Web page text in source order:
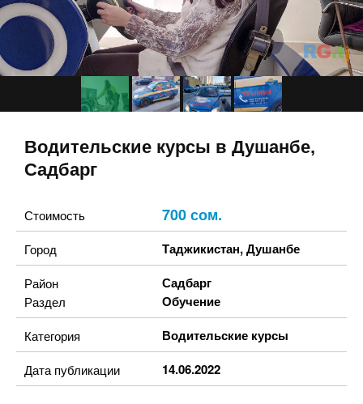
Водительские курсы в Душанбе,
Садбарг
Стоимость 700 сом.
Город Таджикистан,Душанбе
Район Садбарг
Раздел Обучение
Категория Водительские курсы
Дата публикации 14.06.2022